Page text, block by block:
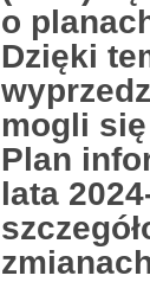
o
Dzięki
mogli
Plan
lata